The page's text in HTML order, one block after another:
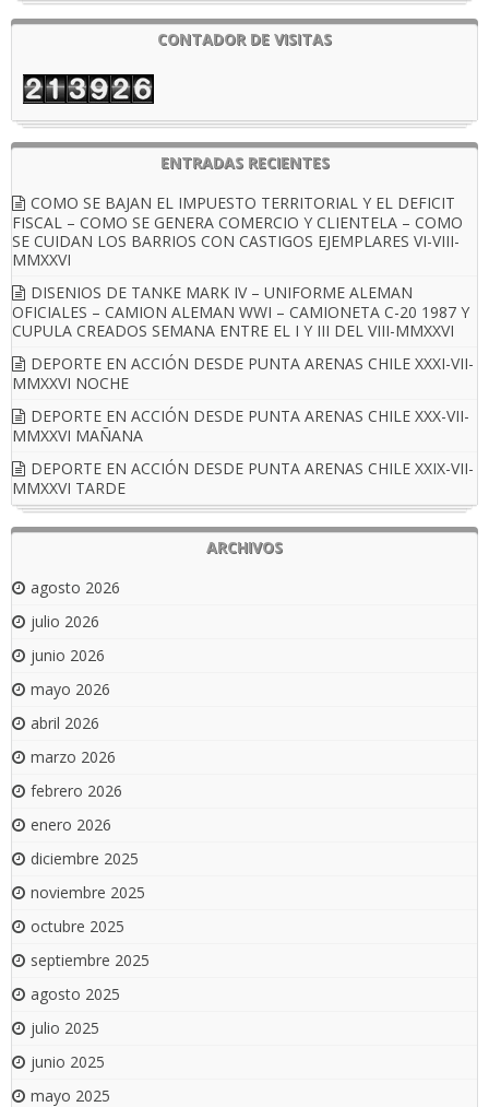
CONTADOR DE VISITAS
ENTRADAS RECIENTES
COMO SE BAJAN EL IMPUESTO TERRITORIAL Y EL DEFICIT
FISCAL – COMO SE GENERA COMERCIO Y CLIENTELA – COMO
SE CUIDAN LOS BARRIOS CON CASTIGOS EJEMPLARES VI-VIII-
MMXXVI
DISENIOS DE TANKE MARK IV – UNIFORME ALEMAN
OFICIALES – CAMION ALEMAN WWI – CAMIONETA C-20 1987 Y
CUPULA CREADOS SEMANA ENTRE EL I Y III DEL VIII-MMXXVI
DEPORTE EN ACCIÓN DESDE PUNTA ARENAS CHILE XXXI-VII-
MMXXVI NOCHE
DEPORTE EN ACCIÓN DESDE PUNTA ARENAS CHILE XXX-VII-
MMXXVI MAÑANA
DEPORTE EN ACCIÓN DESDE PUNTA ARENAS CHILE XXIX-VII-
MMXXVI TARDE
ARCHIVOS
agosto 2026
julio 2026
junio 2026
mayo 2026
abril 2026
marzo 2026
febrero 2026
enero 2026
diciembre 2025
noviembre 2025
octubre 2025
septiembre 2025
agosto 2025
julio 2025
junio 2025
mayo 2025